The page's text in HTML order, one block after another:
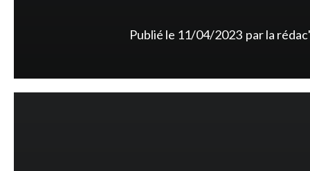
Publié le 11/04/2023 parla rédac'